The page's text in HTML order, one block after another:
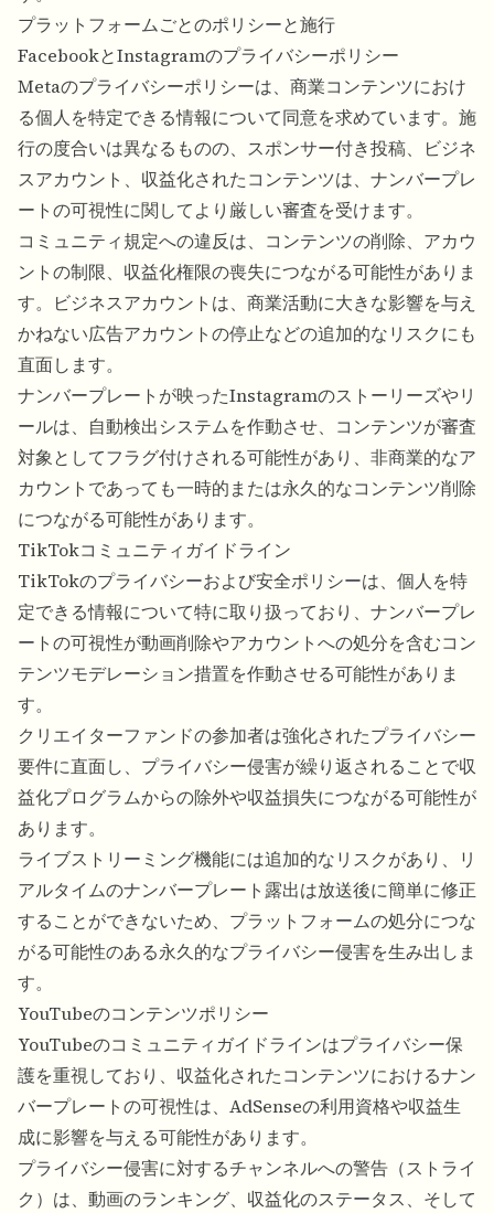
プラットフォームごとのポリシーと施行
FacebookとInstagramのプライバシーポリシー
Metaのプライバシーポリシーは、商業コンテンツにおけ
る個人を特定できる情報について同意を求めています。施
行の度合いは異なるものの、スポンサー付き投稿、ビジネ
スアカウント、収益化されたコンテンツは、ナンバープレ
ートの可視性に関してより厳しい審査を受けます。
コミュニティ規定への違反は、コンテンツの削除、アカウ
ントの制限、収益化権限の喪失につながる可能性がありま
す。ビジネスアカウントは、商業活動に大きな影響を与え
かねない広告アカウントの停止などの追加的なリスクにも
直面します。
ナンバープレートが映ったInstagramのストーリーズやリ
ールは、自動検出システムを作動させ、コンテンツが審査
対象としてフラグ付けされる可能性があり、非商業的なア
カウントであっても一時的または永久的なコンテンツ削除
につながる可能性があります。
TikTokコミュニティガイドライン
TikTokのプライバシーおよび安全ポリシーは、個人を特
定できる情報について特に取り扱っており、ナンバープレ
ートの可視性が動画削除やアカウントへの処分を含むコン
テンツモデレーション措置を作動させる可能性がありま
す。
クリエイターファンドの参加者は強化されたプライバシー
要件に直面し、プライバシー侵害が繰り返されることで収
益化プログラムからの除外や収益損失につながる可能性が
あります。
ライブストリーミング機能には追加的なリスクがあり、リ
アルタイムのナンバープレート露出は放送後に簡単に修正
することができないため、プラットフォームの処分につな
がる可能性のある永久的なプライバシー侵害を生み出しま
す。
YouTubeのコンテンツポリシー
YouTubeのコミュニティガイドラインはプライバシー保
護を重視しており、収益化されたコンテンツにおけるナン
バープレートの可視性は、AdSenseの利用資格や収益生
成に影響を与える可能性があります。
プライバシー侵害に対するチャンネルへの警告（ストライ
ク）は、動画のランキング、収益化のステータス、そして